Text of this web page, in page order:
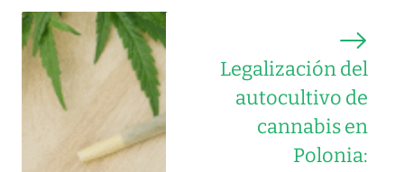
Legalización del
autocultivo de
cannabis en
Polonia: